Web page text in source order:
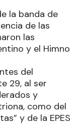
la banda de
de las
las
y el Himno
del
29, al ser
y
como del
y de la EPES